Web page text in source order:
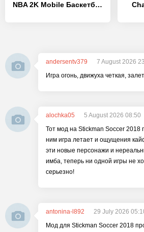
NBA 2K Mobile Баскетбол Игра
andersentv379
7 August 2026
Игра огонь, движуха четкая,
alochka05
5 August 2026 08:50
Тот мод на Stickman Soccer 2018
ним игра летает и ощущения
эти новые персонажи и
имба, теперь ни одной игры не
серьезно!
antonina-l892
29 July 2026
Мод для Stickman Soccer 2018